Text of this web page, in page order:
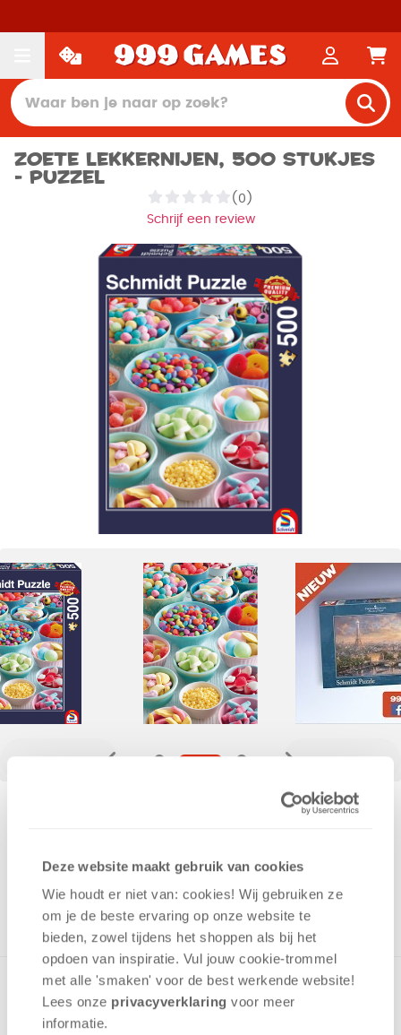
Deze website maakt gebruik van cookies
Wie houdt er niet van: cookies! Wij gebruiken ze
om je de beste ervaring op onze website te
bieden, zowel tijdens het shoppen als bij het
opdoen van inspiratie. Vul jouw cookie-trommel
met alle 'smaken' voor de best werkende website​!
Lees onze privacyverklaring voor meer
informatie.
Zoete Lekkernijen, 500 stukjes
- Puzzel
(0)
Schrijf een review
ONTVANG 140 OVERWINNINGSPUNTEN
UIT HET ASSORTIMENT
Met deze Premium Quality-puzzels wordt puzzelen pas echt
genieten! Afbeelding van verschillende snoepjes. Bevat 500
stukjes en is geschikt vanaf 12 jaar.